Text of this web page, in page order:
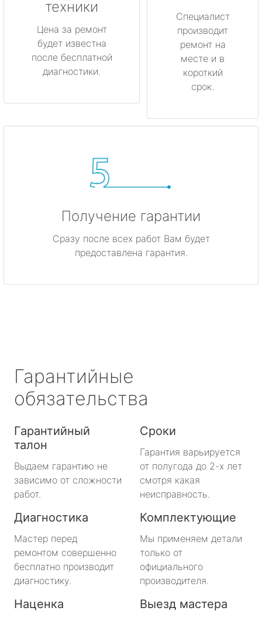
техники
Цена за ремонт
будет известна
после бесплатной
диагностики.
Специалист
производит
ремонт на
месте и в
короткий
срок.
Получение гарантии
Сразу после всех работ Вам будет
предоставлена гарантия.
Гарантийные
обязательства
Гарантийный
талон
Выдаем гарантию не
зависимо от сложности
работ.
Сроки
Гарантия варьируется
от полугода до 2-х лет
смотря какая
неисправность.
Диагностика
Мастер перед
ремонтом совершенно
бесплатно производит
диагностику.
Комплектующие
Мы применяем детали
только от
официального
производителя.
Наценка Выезд мастера